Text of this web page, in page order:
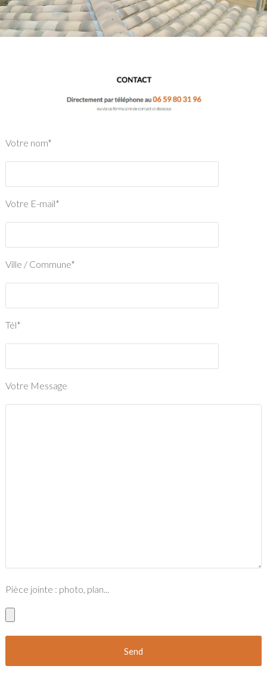
Votre nom*
Votre E-mail*
Ville / Commune*
Tél*
Votre Message
Pièce jointe : photo, plan...